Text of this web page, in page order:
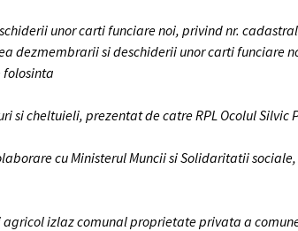
unor carti funciare noi, privind nr. cadastral
dezmembrarii si deschiderii unor carti funciare
folosinta
cheltuieli, prezentat de catre RPL Ocolul Silvic
cu Ministerul Muncii si Solidaritatii
izlaz comunal proprietate privata a